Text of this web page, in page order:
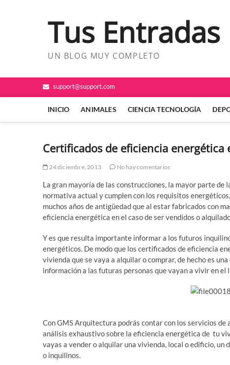
Tus Entradas
UN BLOG MUY COMPLETO
support@support.com
INICIO ANIMALES CIENCIA TECNOLOGÍA
Certificados de eficiencia energética
24 diciembre, 2013 No hay comentarios
La gran mayoría de las construcciones, la mayor parte
normativa actual y cumplen con los requisitos
muchos años de antigüedad que al estar fabricados con
eficiencia energética en el caso de ser vendidos o
Y es que resulta importante informar a los futuros
energéticos. De modo que los certificados de eficiencia
vivienda que se vaya a alquilar o comprar, de hecho es
información a las futuras personas que vayan a vivir en el
Con GMS Arquitectura podrás contar con los servicios
análisis exhaustivo sobre la eficiencia energética de tu
vayas a vender o alquilar una vivienda, local o edificio, un
o inquilinos.